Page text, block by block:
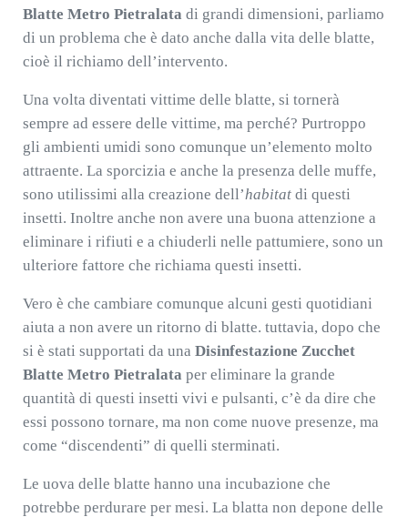
Blatte Metro Pietralata di grandi dimensioni, parliamo
di un problema che è dato anche dalla vita delle blatte,
cioè il richiamo dell’intervento.
Una volta diventati vittime delle blatte, si tornerà
sempre ad essere delle vittime, ma perché? Purtroppo
gli ambienti umidi sono comunque un’elemento molto
attraente. La sporcizia e anche la presenza delle muffe,
sono utilissimi alla creazione dell’habitatdi questi
insetti. Inoltre anche non avere una buona attenzione a
eliminare i rifiuti e a chiuderli nelle pattumiere, sono un
ulteriore fattore che richiama questi insetti.
Vero è che cambiare comunque alcuni gesti quotidiani
aiuta a non avere un ritorno di blatte. tuttavia, dopo che
si è stati supportati da una Disinfestazione Zucchet
Blatte Metro Pietralata per eliminare la grande
quantità di questi insetti vivi e pulsanti, c’è da dire che
essi possono tornare, ma non come nuove presenze, ma
come “discendenti” di quelli sterminati.
Le uova delle blatte hanno una incubazione che
potrebbe perdurare per mesi. La blatta non depone delle